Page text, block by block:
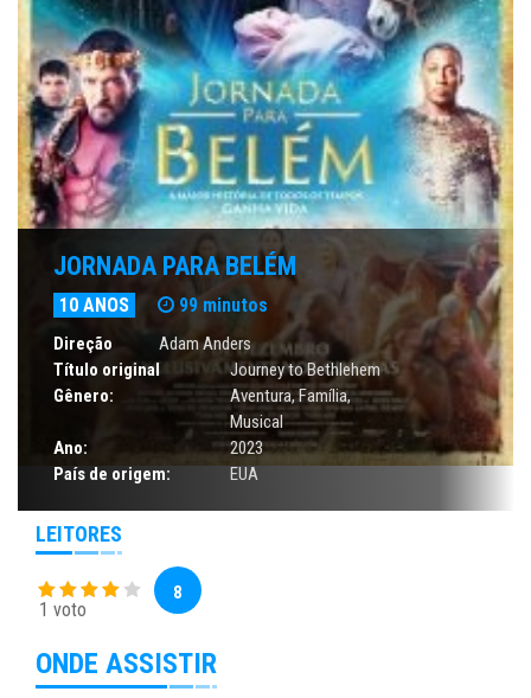
JORNADA PARA BELÉM
10 ANOS 99 minutos
Direção
Adam Anders
Título original
Journey to Bethlehem
Gênero:
Aventura,Família,
Musical
Ano:
2023
País de origem:
EUA
LEITORES
1 voto
8
ONDE ASSISTIR